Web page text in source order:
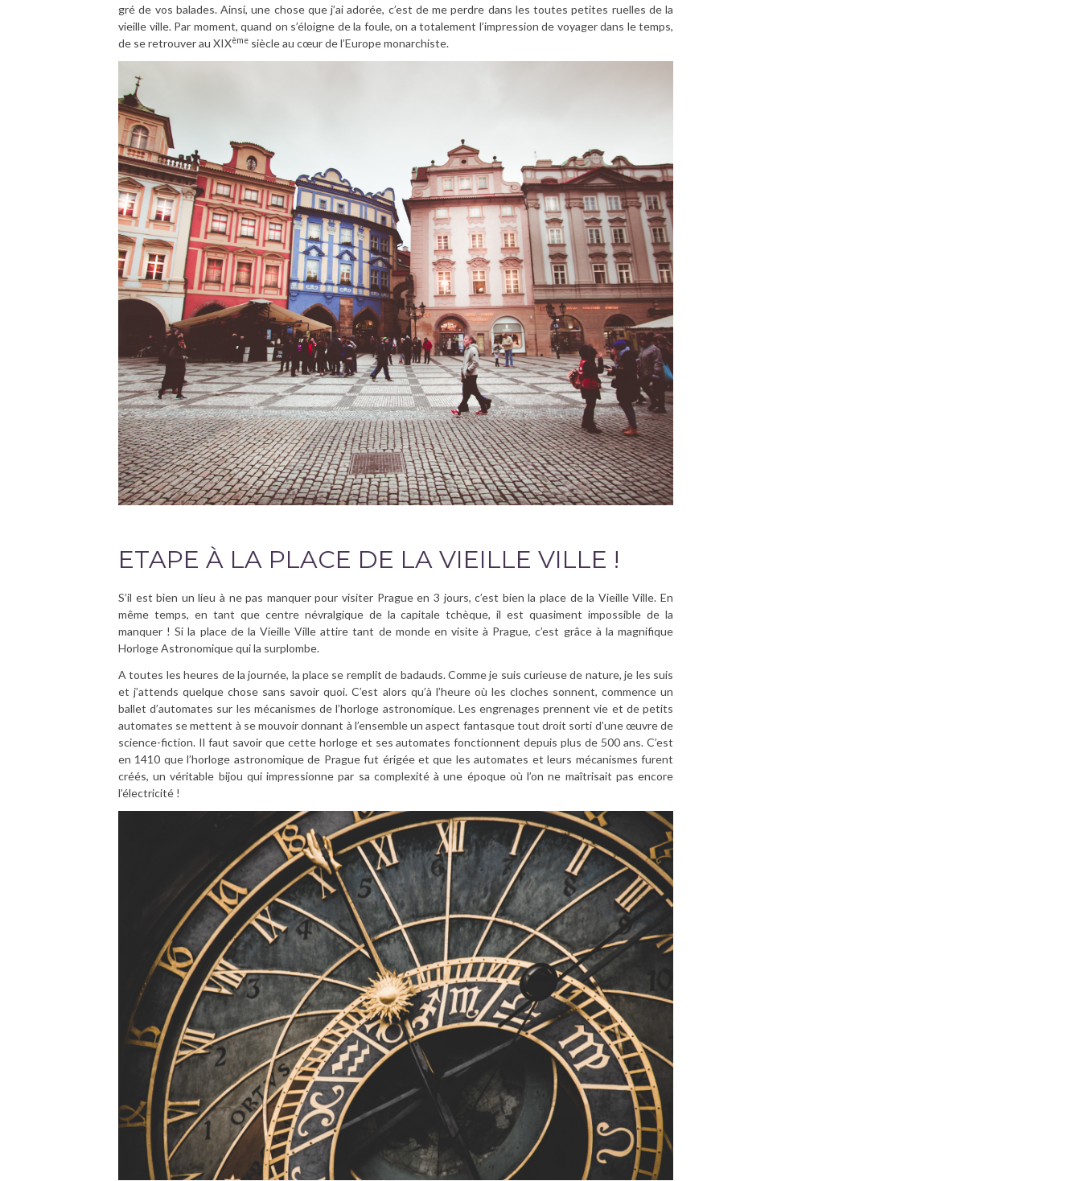
gré de vos balades. Ainsi, une chose que j’ai adorée, c’est de me perdre dans les toutes petites ruelles de la
vieille ville. Par moment, quand on s’éloigne de la foule, on a totalement l’impression de voyager dans le temps,
de se retrouver au XIXème siècle au cœur de l’Europe monarchiste.
ETAPE À LA PLACE DE LA VIEILLE VILLE !
S’il est bien un lieu à ne pas manquer pour visiter Prague en 3 jours, c’est bien la place de la Vieille Ville. En
même temps, en tant que centre névralgique de la capitale tchèque, il est quasiment impossible de la
manquer ! Si la place de la Vieille Ville attire tant de monde en visite à Prague, c’est grâce à la magnifique
Horloge Astronomique qui la surplombe.
A toutes les heures de la journée, la place se remplit de badauds. Comme je suis curieuse de nature, je les suis
et j’attends quelque chose sans savoir quoi. C’est alors qu’à l’heure où les cloches sonnent, commence un
ballet d’automates sur les mécanismes de l’horloge astronomique. Les engrenages prennent vie et de petits
automates se mettent à se mouvoir donnant à l’ensemble un aspect fantasque tout droit sorti d’une œuvre de
science-fiction. Il faut savoir que cette horloge et ses automates fonctionnent depuis plus de 500 ans. C’est
en 1410 que l’horloge astronomique de Prague fut érigée et que les automates et leurs mécanismes furent
créés, un véritable bijou qui impressionne par sa complexité à une époque où l’on ne maîtrisait pas encore
l’électricité !